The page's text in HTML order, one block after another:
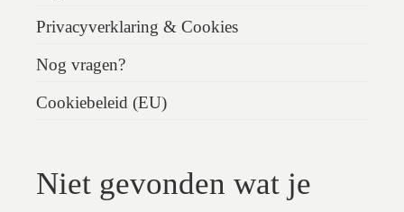
Privacyverklaring & Cookies
Nog vragen?
Cookiebeleid (EU)
Niet gevonden wat je